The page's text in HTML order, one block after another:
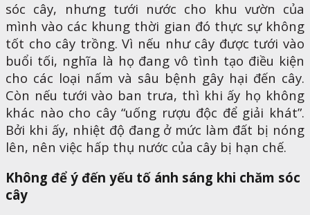
sóc cây, nhưng tưới nước cho khu vườn của
mình vào các khung thời gian đó thực sự không
tốt cho cây trồng. Vì nếu như cây được tưới vào
buổi tối, nghĩa là họ đang vô tình tạo điều kiện
cho các loại nấm và sâu bệnh gây hại đến cây.
Còn nếu tưới vào ban trưa, thì khi ấy họ không
khác nào cho cây “uống rượu độc để giải khát”.
Bởi khi ấy, nhiệt độ đang ở mức làm đất bị nóng
lên, nên việc hấp thụ nước của cây bị hạn chế.
Không để ý đến yếu tố ánh sáng khi chăm sóc
cây